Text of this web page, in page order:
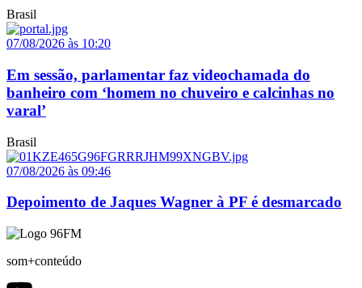
Brasil
07/08/2026 às 10:20
Em sessão, parlamentar faz videochamada do
banheiro com ‘homem no chuveiro e calcinhas no
varal’
Brasil
07/08/2026 às 09:46
Depoimento de Jaques Wagner à PF é desmarcado
som+conteúdo